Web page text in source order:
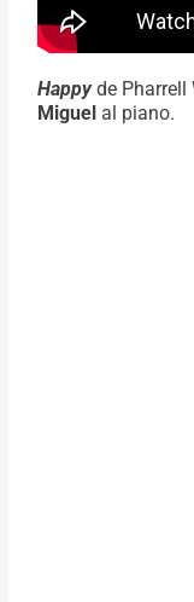
Happyde Pharrell
Miguel al piano.